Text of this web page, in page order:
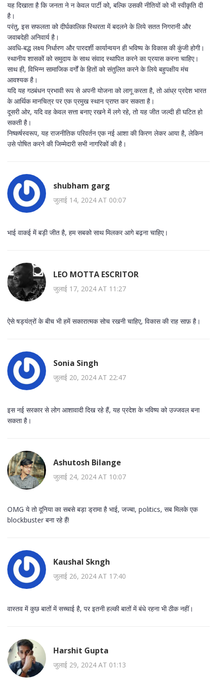
यह दिखाता है कि जनता ने न केवल पार्टी को, बल्कि उसकी नीतियों को भी स्वीकृति दी
है।
परंतु, इस सफलता को दीर्घकालिक स्थिरता में बदलने के लिये सतत निगरानी और
जवाबदेही अनिवार्य है।
अवधि‑बद्ध लक्ष्य निर्धारण और पारदर्शी कार्यान्वयन ही भविष्य के विकास की कुंजी होगी।
स्थानीय शासकों को समुदाय के साथ संवाद स्थापित करने का प्रयास करना चाहिए।
साथ ही, विभिन्न सामाजिक वर्गों के हितों को संतुलित करने के लिये बहुपक्षीय मंच
आवश्यक है।
यदि यह गठबंधन प्रभावी रूप से अपनी योजना को लागू करता है, तो आंध्र प्रदेश भारत
के आर्थिक मानचित्र पर एक प्रमुख स्थान प्राप्त कर सकता है।
दूसरी ओर, यदि वह केवल सत्ता बनाए रखने में लगे रहे, तो यह जीत जल्दी ही घटित हो
सकती है।
निष्कर्षस्वरूप, यह राजनीतिक परिवर्तन एक नई आशा की किरण लेकर आया है, लेकिन
उसे पोषित करने की जिम्मेदारी सभी नागरिकों की है।
shubham garg
जुलाई 14, 2024 AT 00:07
भाई वाकई में बड़ी जीत है, हम सबको साथ मिलकर आगे बढ़ना चाहिए।
LEO MOTTA ESCRITOR
जुलाई 17, 2024 AT 11:27
ऐसे षड्यंत्रों के बीच भी हमें सकारात्मक सोच रखनी चाहिए, विकास की राह साफ़ है।
Sonia Singh
जुलाई 20, 2024 AT 22:47
इस नई सरकार से लोग आशावादी दिख रहे हैं, यह प्रदेश के भविष्य को उज्जवल बना
सकता है।
Ashutosh Bilange
जुलाई 24, 2024 AT 10:07
OMG ये तो दूनिया का सबसे बड़ा ड्रामा है भाई, जज्बा, politics, सब मिलके एक
blockbuster बना रहे हैं!
Kaushal Skngh
जुलाई 26, 2024 AT 17:40
वास्तव में कुछ बातों में सच्चाई है, पर इतनी हल्की बातों में बंधे रहना भी ठीक नहीं।
Harshit Gupta
जुलाई 29, 2024 AT 01:13